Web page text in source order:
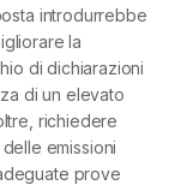
introdurrebbe
la
di dichiarazioni
di un elevato
richiedere
emissioni
prove